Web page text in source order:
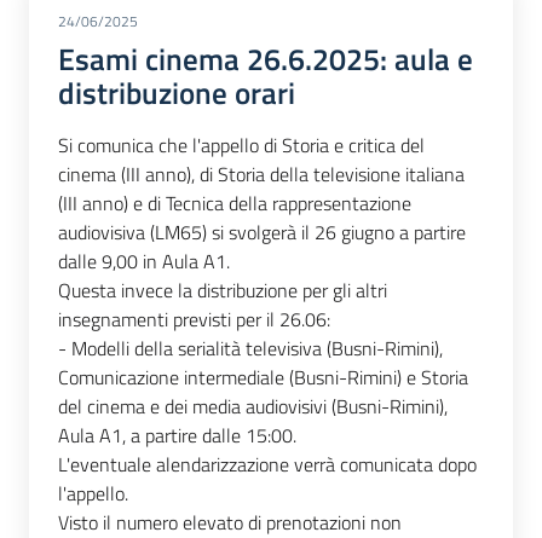
24/06/2025
Esami cinema 26.6.2025: aula e
distribuzione orari
Si comunica che l'appello di Storia e critica del
cinema (III anno), di Storia della televisione italiana
(III anno) e di Tecnica della rappresentazione
audiovisiva (LM65) si svolgerà il 26 giugno a partire
dalle 9,00 in Aula A1.
Questa invece la distribuzione per gli altri
insegnamenti previsti per il 26.06:
- Modelli della serialità televisiva (Busni-Rimini),
Comunicazione intermediale (Busni-Rimini) e Storia
del cinema e dei media audiovisivi (Busni-Rimini),
Aula A1, a partire dalle 15:00.
L'eventuale alendarizzazione verrà comunicata dopo
l'appello.
Visto il numero elevato di prenotazioni non